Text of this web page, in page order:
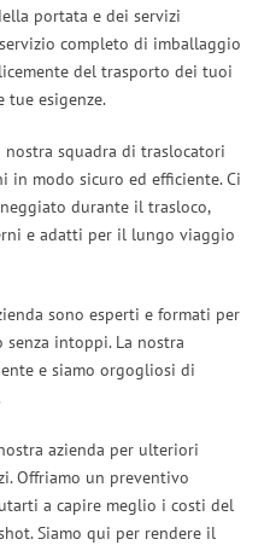
portata e dei servizi
completo di imballaggio
del trasporto dei tuoi
tue esigenze.
squadra di traslocatori
in modo sicuro ed efficiente. Ci
durante il trasloco,
e adatti per il lungo viaggio
sono esperti e formati per
intoppi. La nostra
e siamo orgogliosi di
azienda per ulteriori
Offriamo un preventivo
a capire meglio i costi del
Siamo qui per rendere il